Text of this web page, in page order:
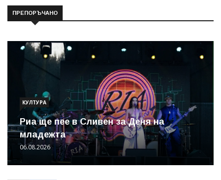
ПРЕПОРЪЧАНО
КУЛТУРА
Риа ще пее в Сливен за Деня на
младежта
06.08.2026